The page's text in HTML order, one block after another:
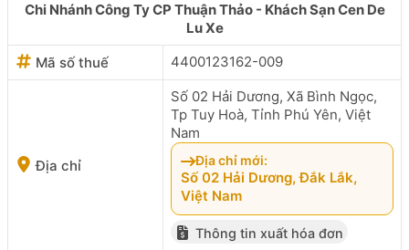
Chi Nhánh Công Ty CP Thuận Thảo - Khách Sạn Cen De
Lu Xe
Mã số thuế
4400123162-009
Địa chỉ
Số 02 Hải Dương, Xã Bình Ngọc,
Tp Tuy Hoà, Tỉnh Phú Yên, Việt
Nam
Địa chỉ mới:
Số 02 Hải Dương, Đắk Lắk,
Việt Nam
Thông tin xuất hóa đơn